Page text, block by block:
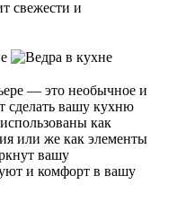
свежести и
— это необычное и
сделать вашу кухню
как
или же как элементы
вашу
и комфорт в вашу